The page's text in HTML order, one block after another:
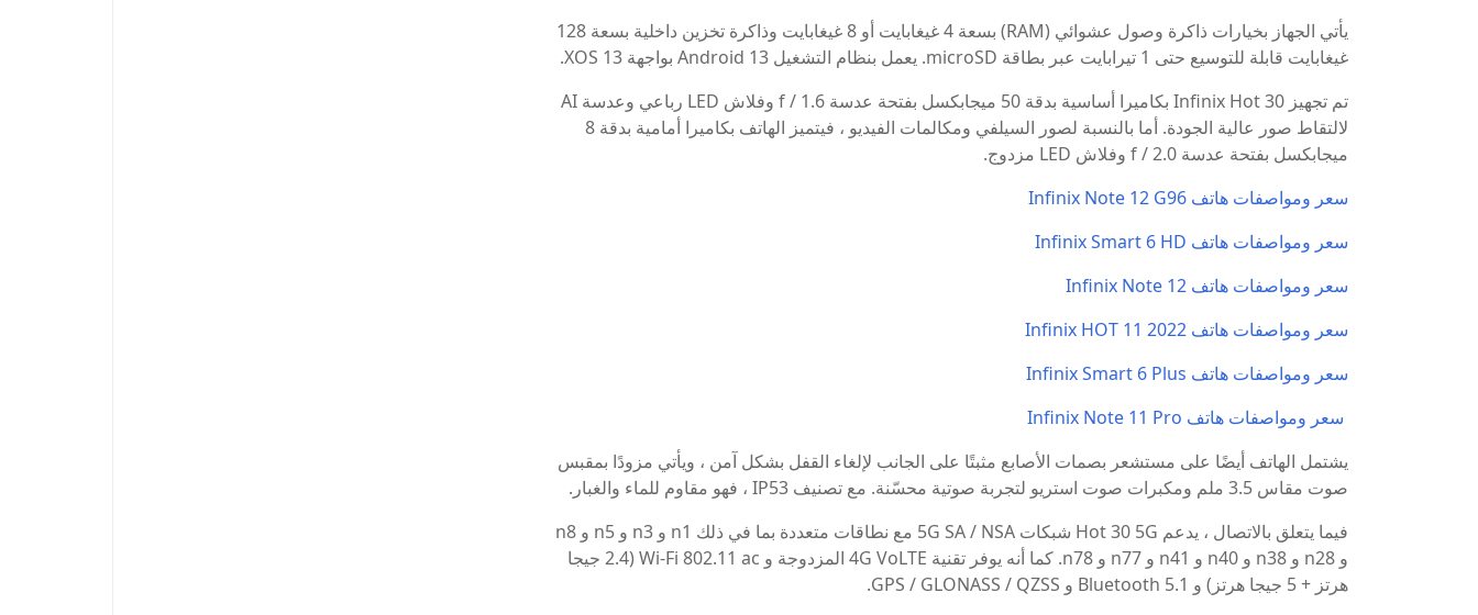
يأتي الجهاز بخيارات ذاكرة وصول عشوائي (RAM) بسعة 4 غيغابايت أو 8 غيغابايت وذاكرة تخزين داخلية بسعة 128
غيغابايت قابلة للتوسيع حتى 1 تيرابايت عبر بطاقة microSD. يعمل بنظام التشغيل Android 13 بواجهة XOS 13.
تم تجهيز Infinix Hot 30 بكاميرا أساسية بدقة 50 ميجابكسل بفتحة عدسة f / 1.6 وفلاش LED رباعي وعدسة AI
لالتقاط صور عالية الجودة. أما بالنسبة لصور السيلفي ومكالمات الفيديو ، فيتميز الهاتف بكاميرا أمامية بدقة 8
ميجابكسل بفتحة عدسة f / 2.0 وفلاش LED مزدوج.
سعر ومواصفات هاتف Infinix Note 12 G96
سعر ومواصفات هاتف Infinix Smart 6 HD
سعر ومواصفات هاتف Infinix Note 12
سعر ومواصفات هاتف Infinix HOT 11 2022
سعر ومواصفات هاتف Infinix Smart 6 Plus
سعر ومواصفات هاتف Infinix Note 11 Pro
يشتمل الهاتف أيضًا على مستشعر بصمات الأصابع مثبتًا على الجانب لإلغاء القفل بشكل آمن ، ويأتي مزودًا بمقبس
صوت مقاس 3.5 ملم ومكبرات صوت استريو لتجربة صوتية محسّنة. مع تصنيف IP53 ، فهو مقاوم للماء والغبار.
فيما يتعلق بالاتصال ، يدعم Hot 30 5G شبكات 5G SA / NSA مع نطاقات متعددة بما في ذلك n1 و n3 و n5 و n8
و n28 و n38 و n40 و n41 و n77 و n78. كما أنه يوفر تقنية 4G VoLTE المزدوجة و Wi-Fi 802.11 ac (2.4 جيجا
هرتز + 5 جيجا هرتز) و Bluetooth 5.1 و GPS / GLONASS / QZSS.